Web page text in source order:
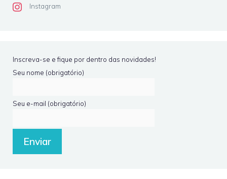
Instagram
Inscreva-se e fique por dentro das novidades!
Seu nome (obrigatório)
Seu e-mail (obrigatório)